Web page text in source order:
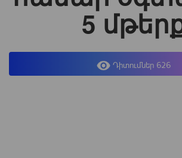
5
Դիտումներ 626